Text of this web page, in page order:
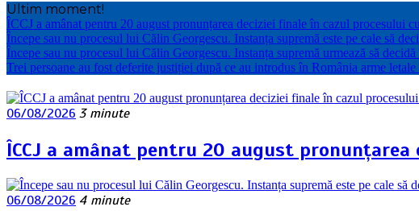
Ultim moment!
ÎCCJ a amânat pentru 20 august pronunțarea deciziei finale în cazul procesului
Începe sau nu procesul lui Călin Georgescu. Instanța supremă este pe cale să
Începe sau nu procesul lui Călin Georgescu. Instanța supremă urmează să
Trei persoane au fost deferite justiției după ce au introdus în România arme
06/08/2026 3 minute
ÎCCJ a amânat pentru 20 august
06/08/2026 4 minute